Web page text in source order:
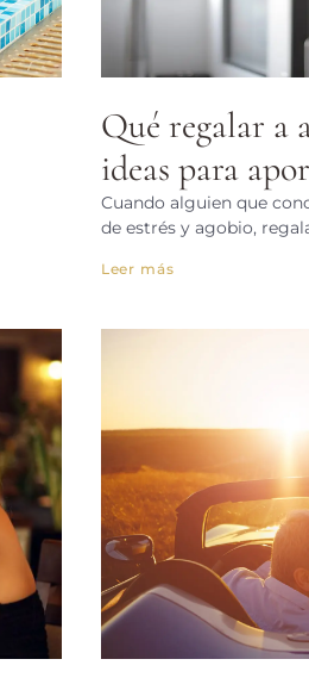
Qué regalar a
ideas para
Cuando alguien que
de estrés y agobio,
Leer más